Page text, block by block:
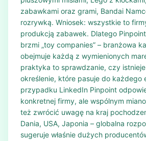
zabawkami oraz grami, Bandai
rozrywką. Wniosek: wszystkie to
produkcją zabawek. Dlatego
brzmi „toy companies” – branżowa
obejmuje każdą z wymienionych
praktyka to sprawdzanie, czy
określenie, które pasuje do każdego
przypadku LinkedIn Pinpoint
konkretnej firmy, ale wspólnym
też zwrócić uwagę na kraj
Dania, USA, Japonia – globalna
sugeruje właśnie dużych